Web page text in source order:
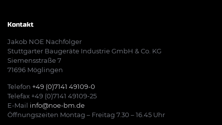
Kontakt
Jakob NOE Nachfolger
Stuttgarter Baugeräte Industrie GmbH & Co. KG
Siemensstraße 7
71696 Möglingen
Telefon +49 (0)7141 49109-0
Telefax +49 (0)7141 49109-25
E-Mail info@noe-bm.de
Öffnungszeiten Montag – Freitag 7.30 – 16.45 Uhr